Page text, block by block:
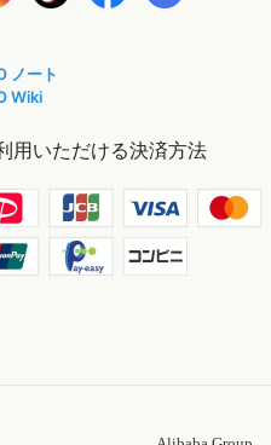
ノート
Wiki
用いただける決済方法